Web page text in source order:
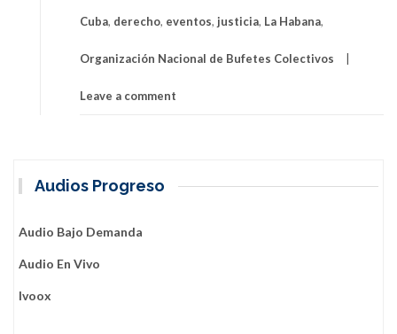
Cuba, derecho, eventos, justicia, La Habana,
Organización Nacional de Bufetes Colectivos
Leave a comment
Audios Progreso
Audio Bajo Demanda
Audio En Vivo
Ivoox